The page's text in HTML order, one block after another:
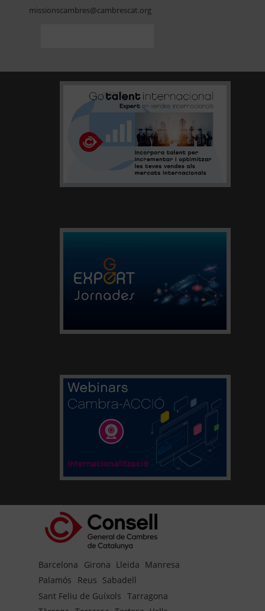
missionscambres@cambrescat.org
Barcelona Girona Lleida Manresa
Palamós
Reus Sabadell
Sant Feliu de Guíxols Tarragona